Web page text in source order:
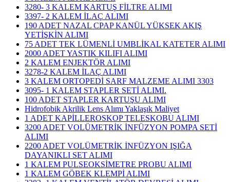
3280- 3 KALEM KARTUŞ FİLTRE ALIMI
3397- 2 KALEM İLAÇ ALIMI
190 ADET NAZAL CPAP KANÜL YÜKSEK AKIŞ
YETİŞKİN ALIMI
75 ADET TEK LÜMENLİ UMBLİKAL KATETER ALIMI
2000 ADET YASTIK KILIFI ALIMI
2 KALEM ENJEKTÖR ALIMI
3278-2 KALEM İLAÇ ALIMI
3 KALEM ORTOPEDİ SARF MALZEME ALIMI 3303
3095- 1 KALEM STAPLER SETİ ALIMI.
100 ADET STAPLER KARTUŞU ALIMI
Hidrofobik Akrilik Lens Alımı Yaklaşık Maliyet
1 ADET KAPİLLEROSKOP TELESKOBU ALIMI
3200 ADET VOLÜMETRİK İNFÜZYON POMPA SETİ
ALIMI
2200 ADET VOLÜMETRİK İNFÜZYON IŞIĞA
DAYANIKLI SET ALIMI
1 KALEM PULSEOKSİMETRE PROBU ALIMI
1 KALEM GÖBEK KLEMPİ ALIMI